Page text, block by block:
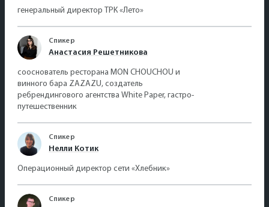
генеральный директор ТРК «Лето»
Спикер
Анастасия Решетникова
сооснователь ресторана MON CHOUCHOU и
винного бара ZAZAZU, создатель
ребрендингового агентства White Paper, гастро-
путешественник
Спикер
Нелли Котик
Операционный директор сети «Хлебник»
Спикер